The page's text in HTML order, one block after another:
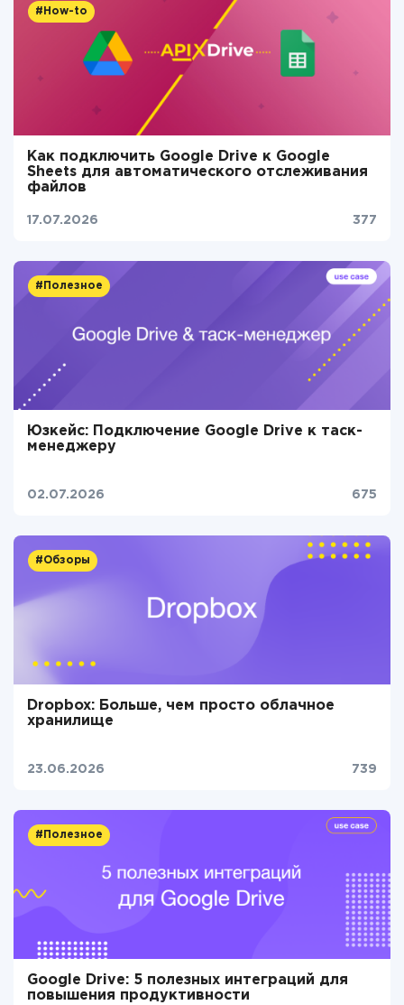
#How-to
Как подключить Google Drive к Google
Sheets для автоматического отслеживания
файлов
17.07.2026 377
#Полезное
Юзкейс: Подключение Google Drive к таск-
менеджеру
02.07.2026 675
#Обзоры
Dropbox: Больше, чем просто облачное
хранилище
23.06.2026 739
#Полезное
Google Drive: 5 полезных интеграций для
повышения продуктивности